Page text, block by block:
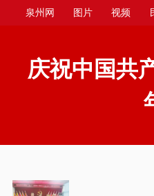
泉州网 图片 视频
庆祝中国共